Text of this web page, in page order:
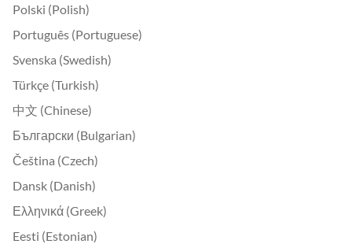
Polski (Polish)
Português (Portuguese)
Svenska (Swedish)
Türkçe (Turkish)
中文 (Chinese)
Български (Bulgarian)
Čeština (Czech)
Dansk (Danish)
Ελληνικά (Greek)
Eesti (Estonian)